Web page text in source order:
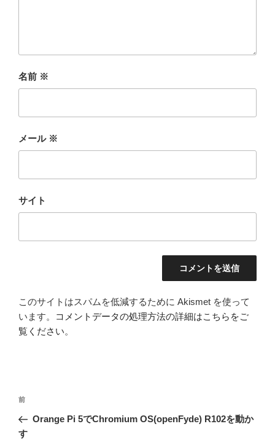
名前 ※
メール ※
サイト
このサイトはスパムを低減するために Akismet を使って
います。
コメントデータの処理方法の詳細はこちらをご
覧ください。
投
ナ
前
の
投
前
Orange Pi 5でChromium OS(openFyde) R102を動か
す